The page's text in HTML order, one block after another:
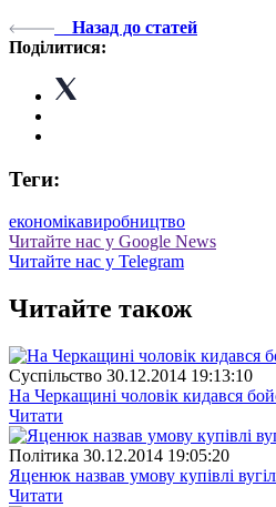
Назад до статей
Поділитися:
Теги:
економікавиробництво
Читайте нас у Google News
Читайте нас у Telegram
Читайте також
Суспiльство 30.12.2014 19:13:10
На Черкащині чоловік кидався
Читати
Полiтика 30.12.2014 19:05:20
Яценюк назвав умову купівлі
Читати